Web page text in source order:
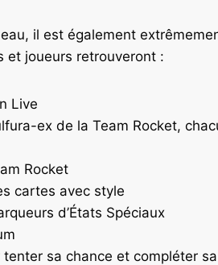
il est également
et joueurs retrouveront :
Live
ex de la Team Rocket,
Rocket
cartes avec style
d’États Spéciaux
sa chance et compléter